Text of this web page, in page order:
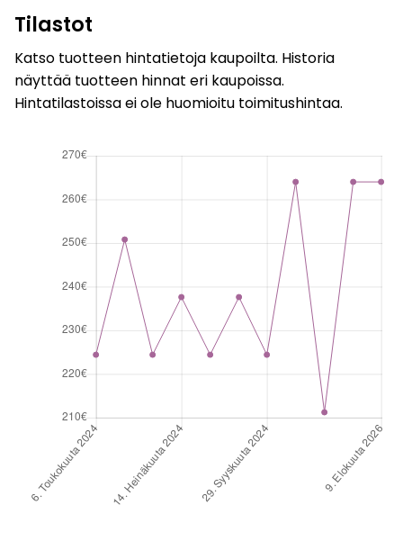
Tilastot
Katso tuotteen hintatietoja kaupoilta. Historia
näyttää tuotteen hinnat eri kaupoissa.
Hintatilastoissa ei ole huomioitu toimitushintaa.